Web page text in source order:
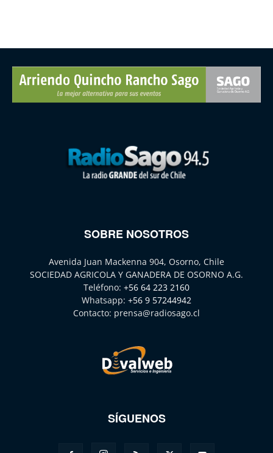
SOBRE NOSOTROS
Avenida Juan Mackenna 904, Osorno, Chile
SOCIEDAD AGRICOLA Y GANADERA DE OSORNO A.G.
Teléfono: +56 64 223 2160
Whatsapp: +56 9 57244942
Contacto: prensa@radiosago.cl
SÍGUENOS